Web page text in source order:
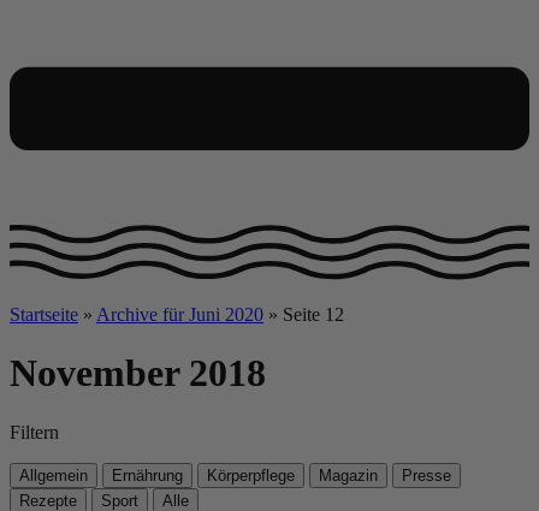
Startseite » Archive für Juni 2020 » Seite 12
November 2018
Filtern
Allgemein Ernährung Körperpflege Magazin
Presse
Rezepte
Sport Alle